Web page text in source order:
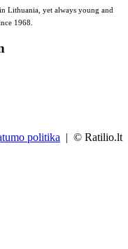
Lithuania, yet always young and
1968.
politika | © Ratilio.lt